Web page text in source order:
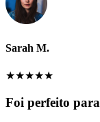
Sarah M.
★★★★★
Foi perfeito